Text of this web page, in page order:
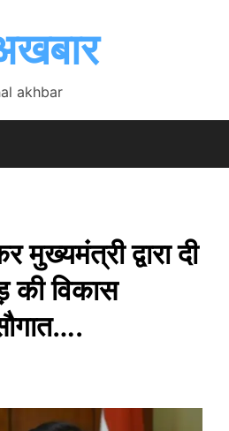
akhbar
मुख्यमंत्री द्वारा दी
की विकास